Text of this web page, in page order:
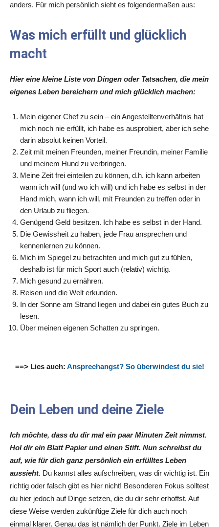
anders. Für mich persönlich sieht es folgendermaßen aus:
Was mich erfüllt und glücklich
macht
Hier eine kleine Liste von Dingen oder Tatsachen, die mein
eigenes Leben bereichern und mich glücklich machen:
Mein eigener Chef zu sein – ein Angestelltenverhältnis hat
mich noch nie erfüllt, ich habe es ausprobiert, aber ich sehe
darin absolut keinen Vorteil.
Zeit mit meinen Freunden, meiner Freundin, meiner Familie
und meinem Hund zu verbringen.
Meine Zeit frei einteilen zu können, d.h. ich kann arbeiten
wann ich will (und wo ich will) und ich habe es selbst in der
Hand mich, wann ich will, mit Freunden zu treffen oder in
den Urlaub zu fliegen.
Genügend Geld besitzen. Ich habe es selbst in der Hand.
Die Gewissheit zu haben, jede Frau ansprechen und
kennenlernen zu können.
Mich im Spiegel zu betrachten und mich gut zu fühlen,
deshalb ist für mich Sport auch (relativ) wichtig.
Mich gesund zu ernähren.
Reisen und die Welt erkunden.
In der Sonne am Strand liegen und dabei ein gutes Buch zu
lesen.
Über meinen eigenen Schatten zu springen.
==> Lies auch: Ansprechangst? So überwindest du sie!
Dein Leben und deine Ziele
Ich möchte, dass du dir mal ein paar Minuten Zeit nimmst.
Hol dir ein Blatt Papier und einen Stift. Nun schreibst du
auf, wie für dich ganz persönlich ein erfülltes Leben
aussieht. Du kannst alles aufschreiben, was dir wichtig ist. Ein
richtig oder falsch gibt es hier nicht! Besonderen Fokus solltest
du hier jedoch auf Dinge setzen, die du dir sehr erhoffst. Auf
diese Weise werden zukünftige Ziele für dich auch noch
einmal klarer. Genau das ist nämlich der Punkt. Ziele im Leben